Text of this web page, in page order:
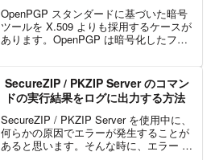
OpenPGP スタンダードに基づいた暗号
ツールを X.509 よりも採用するケースが
あります。OpenPGP は暗号化したファ
「信用の輪 (Web of Trust) ...
SecureZIP / PKZIP Server のコマン
ドの実行結果をログに出力する方法
SecureZIP / PKZIP Server を使用中に、
何らかの原因でエラーが発生することが
あると思います。そんな時に、エラー メ